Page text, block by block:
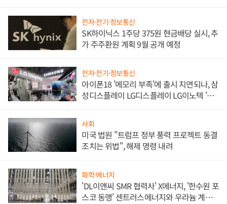
전자·전기·정보통신
SK하이닉스 1주당 375원 현금배당 실시, 추
가 주주환원 계획 9월 공개 예정
전자·전기·정보통신
아이폰18 '메모리 부족'에 출시 지연되나, 삼
성디스플레이 LG디스플레이 LG이노텍 '탈
사회
미국 법원 "트럼프 정부 풍력 프로젝트 동결
조치는 위법", 해제 명령 내려
화학·에너지
'DL이앤씨 SMR 협력사' X에너지, '한수원 포
스코 동맹' 센트러스에너지와 우라늄 계약